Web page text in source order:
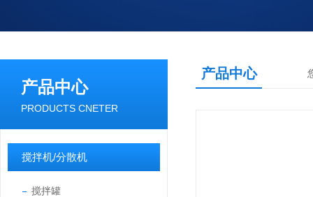
产品中心
PRODUCTS CNETER
搅拌机/分散机
搅拌罐
产品中心